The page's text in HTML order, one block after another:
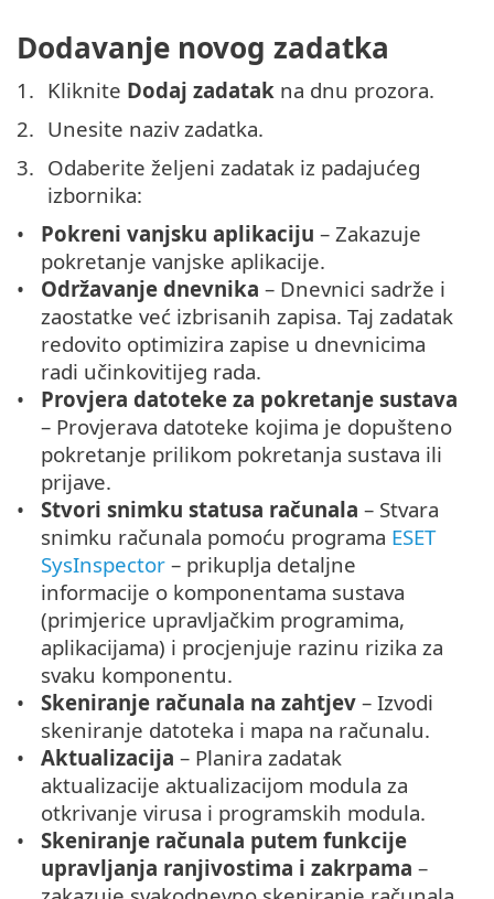
Dodavanje novog zadatka
Kliknite Dodaj zadatak na dnu prozora.
Unesite naziv zadatka.
Odaberite željeni zadatak iz padajućeg
izbornika:
Pokreni vanjsku aplikaciju – Zakazuje
pokretanje vanjske aplikacije.
Održavanje dnevnika – Dnevnici sadrže i
zaostatke već izbrisanih zapisa. Taj zadatak
redovito optimizira zapise u dnevnicima
radi učinkovitijeg rada.
Provjera datoteke za pokretanje sustava
– Provjerava datoteke kojima je dopušteno
pokretanje prilikom pokretanja sustava ili
prijave.
Stvori snimku statusa računala – Stvara
snimku računala pomoću programa ESET
SysInspector – prikuplja detaljne
informacije o komponentama sustava
(primjerice upravljačkim programima,
aplikacijama) i procjenjuje razinu rizika za
svaku komponentu.
Skeniranje računala na zahtjev – Izvodi
skeniranje datoteka i mapa na računalu.
Aktualizacija – Planira zadatak
aktualizacije aktualizacijom modula za
otkrivanje virusa i programskih modula.
Skeniranje računala putem funkcije
upravljanja ranjivostima i zakrpama –